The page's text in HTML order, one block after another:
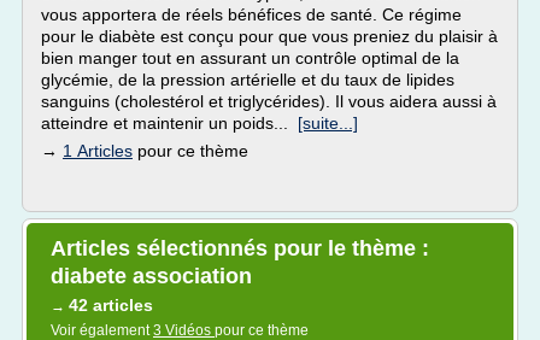
vous apportera de réels bénéfices de santé. Ce régime
pour le diabète est conçu pour que vous preniez du plaisir à
bien manger tout en assurant un contrôle optimal de la
glycémie, de la pression artérielle et du taux de lipides
sanguins (cholestérol et triglycérides). Il vous aidera aussi à
atteindre et maintenir un poids... [suite...]
→ 1 Articles pour ce thème
Articles sélectionnés pour le thème :
diabete association
→ 42 articles
Voir également3 Vidéos pour ce thème